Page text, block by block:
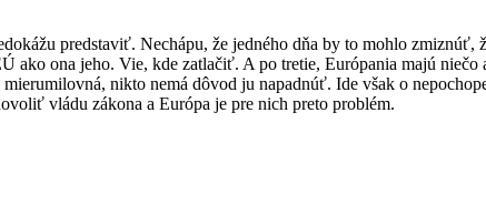
predstaviť. Nechápu, že jedného dňa by to mohlo zmiznúť,
ako ona jeho. Vie, kde zatlačiť. A po tretie, Európania majú niečo
nikto nemá dôvod ju napadnúť. Ide však o
vládu zákona a Európa je pre nich preto problém.